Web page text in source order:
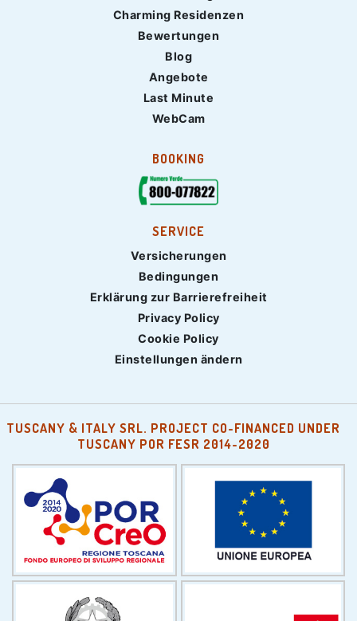
Charming Residenzen
Bewertungen
Blog
Angebote
Last Minute
WebCam
BOOKING
SERVICE
Versicherungen
Bedingungen
Erklärung zur Barrierefreiheit
Privacy Policy
Cookie Policy
Einstellungen ändern
TUSCANY & ITALY SRL. PROJECT CO-FINANCED UNDER
TUSCANY POR FESR 2014-2020